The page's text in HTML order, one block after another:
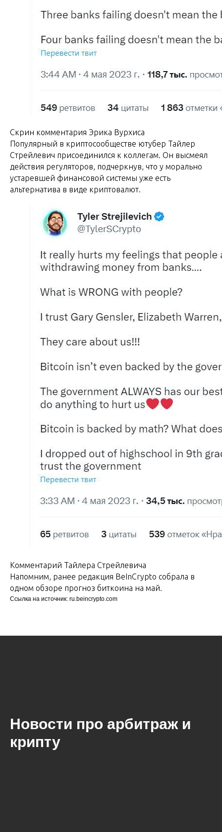
Скрин комментария Эрика Вурхиса
Популярный в криптосообществе ютубер Тайлер
Стрейлевич присоединился к коллегам. Он высмеял
действия регуляторов, подчеркнув, что у морально
устаревшей финансовой системы уже есть
альтернатива в виде криптовалют.
Комментарий Тайлера Стрейлевича
Напомним, ранее редакция BeInCrypto собрала в
одном обзоре прогноз биткоина на май.
Ссылка на источник: ru.beincrypto.com
Новости про арбитраж и
крипту